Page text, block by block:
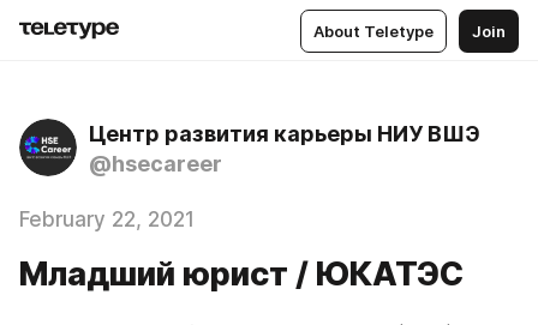
About Teletype Join
Центр развития карьеры НИУ ВШЭ
@hsecareer
February 22, 2021
Младший юрист / ЮКАТЭС